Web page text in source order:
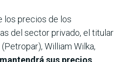
los precios de los
del sector privado, el titular
William Wilka,
sus precios